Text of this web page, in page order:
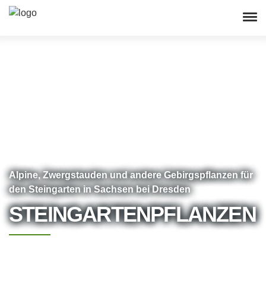
[/wpv-conditional]
Alpine, Zwergstauden und andere Gebirgspflanzen für
den Steingarten in Sachsen bei Dresden
STEINGARTENPFLANZEN